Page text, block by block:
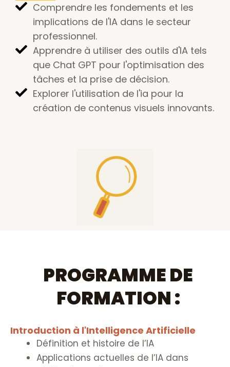
Comprendre les fondements et les
implications de l'IA dans le secteur
professionnel.
Apprendre à utiliser des outils d'IA tels
que Chat GPT pour l'optimisation des
tâches et la prise de décision.
Explorer l'utilisation de l'ia pour la
création de contenus visuels innovants.
PROGRAMME DE
FORMATION :
Introduction à l'Intelligence Artificielle
Définition et histoire de l’IA
Applications actuelles de l’IA dans